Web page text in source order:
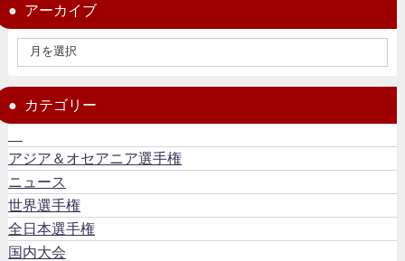
アーカイブ
カテゴリー
アジア＆オセアニア選手権
ニュース
世界選手権
全日本選手権
国内大会